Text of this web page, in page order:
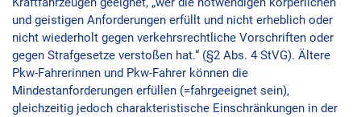
und geistigen Anforderungen erfüllt und nicht erheblich oder
nicht wiederholt gegen verkehrsrechtliche Vorschriften oder
gegen Strafgesetze verstoßen hat.“ (§2 Abs. 4 StVG). Ältere
Pkw-Fahrerinnen und Pkw-Fahrer können die
Mindestanforderungen erfüllen (=fahrgeeignet sein),
gleichzeitig jedoch charakteristische Einschränkungen in der